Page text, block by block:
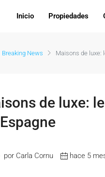
Inicio Propiedades
Breaking News Maisons de luxe:
de luxe:
por Carla Cornu hace 5